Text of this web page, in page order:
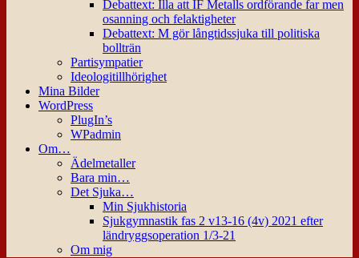
Debattext: Illa att IF Metalls ordförande far men
osanning och felaktigheter
Debattext: M gör långtidssjuka till politiska
bollträn
Partisympatier
Ideologitillhörighet
Mina Bilder
WordPress
PlugIn’s
WPadmin
Om…
Ädelmetaller
Bara min…
Det Sjuka…
Min Sjukhistoria
Sjukgymnastik fas 2 v13-16 (4v) 2021 efter
ländryggsoperation 1/3-21
Om mig